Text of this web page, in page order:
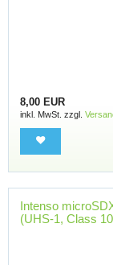
8,00 EUR
inkl. MwSt. zzgl.
Intenso
(UHS-1, Class